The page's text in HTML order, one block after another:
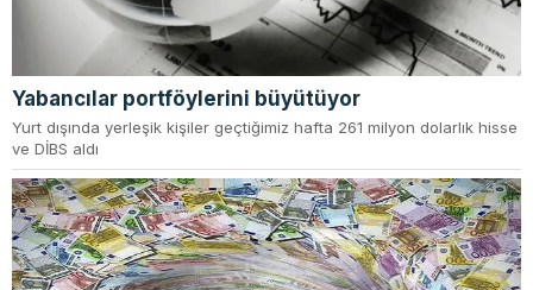
Yabancılar portföylerini büyütüyor
Yurt dışında yerleşik kişiler geçtiğimiz hafta 261 milyon dolarlık hisse
ve DİBS aldı